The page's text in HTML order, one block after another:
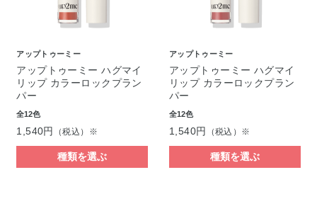
アップトゥーミー
アップトゥーミー ハグマイ
リップ カラーロックプラン
パー
全12色
1,540円 （税込）※
種類を選ぶ
アップトゥーミー
アップトゥーミー ハグマイ
リップ カラーロックプラン
パー
全12色
1,540円 （税込）※
種類を選ぶ